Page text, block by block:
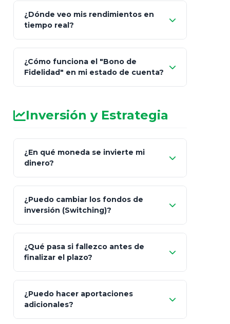
"Link
de Cobro Seguro"
¿Dónde veo mis rendimientos en
tiempo real?
¿Cómo funciona el "Bono de
Fidelidad" en mi estado de cuenta?
Inversión y Estrategia
¿En qué moneda se invierte mi
dinero?
inflación), Dólares o Euros
¿Puedo cambiar los fondos de
inversión (Switching)?
"Switching" (cambio de fondos)
¿Qué pasa si fallezco antes de
finalizar el plazo?
100% a tus
beneficiarios designados
¿Puedo hacer aportaciones
adicionales?